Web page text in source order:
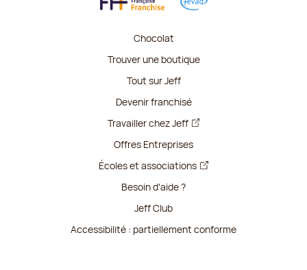
Chocolat
Trouver une boutique
Tout sur Jeff
Devenir franchisé
Travailler chez Jeff
Offres Entreprises
Écoles et associations
Besoin d'aide ?
Jeff Club
Accessibilité : partiellement conforme